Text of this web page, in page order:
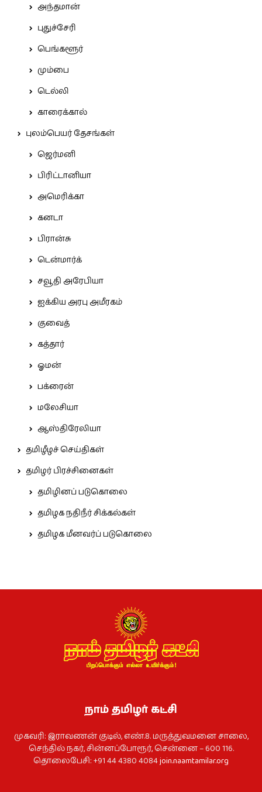
அந்தமான்
புதுச்சேரி
பெங்களூர்
மும்பை
டெல்லி
காரைக்கால்
புலம்பெயர் தேசங்கள்
ஜெர்மனி
பிரிட்டானியா
அமெரிக்கா
கனடா
பிரான்சு
டென்மார்க்
சவூதி அரேபியா
ஐக்கிய அரபு அமீரகம்
குவைத்
கத்தார்
ஓமன்
பக்ரைன்
மலேசியா
ஆஸ்திரேலியா
தமிழீழச் செய்திகள்
தமிழர் பிரச்சினைகள்
தமிழினப் படுகொலை
தமிழக நதிநீர் சிக்கல்கள்
தமிழக மீனவர்ப் படுகொலை
நாம் தமிழர் கட்சி
முகவரி: இராவணன் குடில், எண்.8. மருத்துவமனை சாலை,
செந்தில் நகர், சின்னப்போரூர், சென்னை – 600 116.
தொலைபேசி: +91 44 4380 4084join.naamtamilar.org